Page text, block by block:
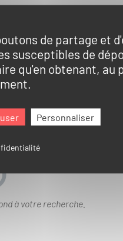
COMMUNE
à votre recherche.
de partage et
susceptibles de
qu'en obtenant, au
Personnaliser